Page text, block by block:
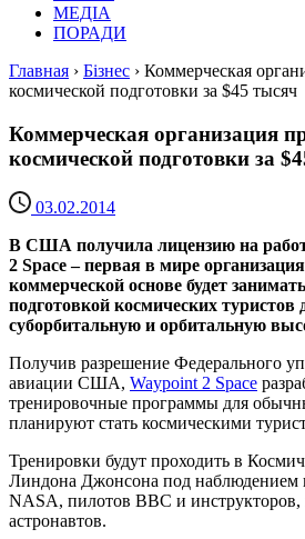
МЕДІА
ПОРАДИ
Главная › Бізнес › Коммерческая
космической подготовки за $45 тысяч
Коммерческая организация
космической подготовки за
03.02.2014
В США получила лицензию на
2 Space – первая в мире
коммерческой основе будет
подготовкой космических туристов
суборбитальную и орбитальную
Получив разрешение Федерального
авиации США, Waypoint 2 Space
тренировочные программы для
планируют стать космическими
Тренировки будут проходить в
Линдона Джонсона под наблюдением
NASA, пилотов ВВС и инструкторов,
астронавтов.